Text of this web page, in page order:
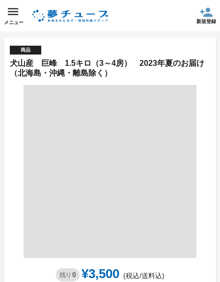
メニュー 新規登録
商品
犬山産 巨峰 1.5キロ（3～4房） 2023年夏のお届け
（北海島・沖縄・離島除く）
残り 0 ¥3,500 (税込/送料込)